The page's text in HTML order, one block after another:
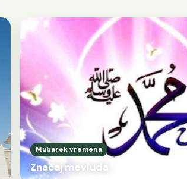
Mubarek vremena
Značaj mevluda